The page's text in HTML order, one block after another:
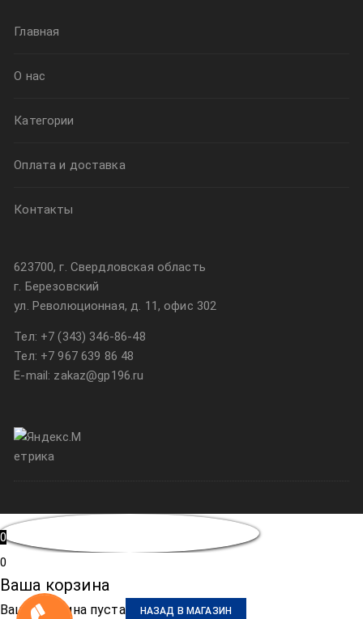
Главная
О нас
Категории
Оплата и доставка
Контакты
623700, г. Свердловская область
г. Березовский
ул. Революционная, д. 11, офис 302
Тел: +7 (343) 346-86-48
Тел: +7 967 639 86 48
E-mail: zakaz@gp196.ru
0
0
Ваша корзина
Ваша корзина пуста НАЗАД В МАГАЗИН